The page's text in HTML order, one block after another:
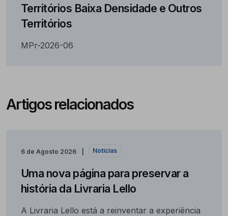
Territórios Baixa Densidade e Outros
Territórios
MPr-2026-06
Artigos relacionados
6 de Agosto 2026 Notícias
Uma nova página para preservar a
história da Livraria Lello
A Livraria Lello está a reinventar a experiência